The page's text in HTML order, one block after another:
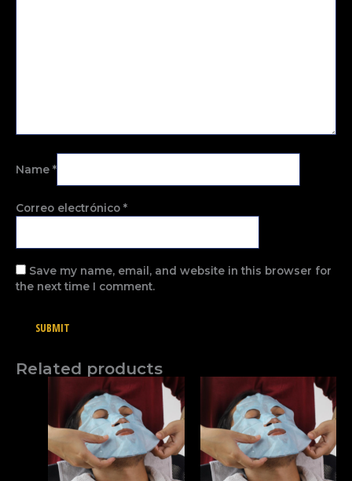
Name *
Correo electrónico *
Save my name, email, and website in this browser for
the next time I comment.
Related products